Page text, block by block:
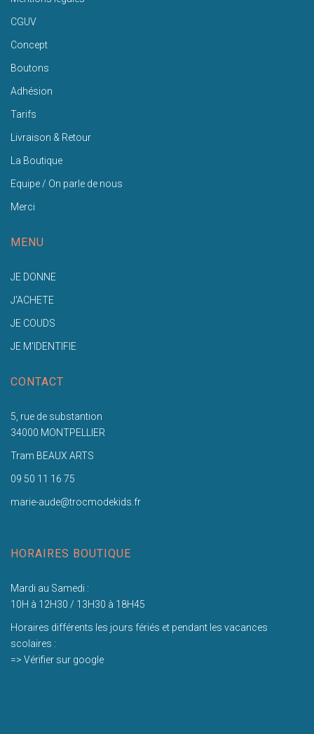
CGUV
Concept
Boutons
Adhésion
Tarifs
Livraison & Retour
La Boutique
Equipe / On parle de nous
Merci
MENU
JE DONNE
J'ACHETE
JE COUDS
JE M'IDENTIFIE
CONTACT
5, rue de substantion
34000 MONTPELLIER
Tram BEAUX ARTS
09 50 11 16 75
marie-aude@trocmodekids.fr
HORAIRES BOUTIQUE
Mardi au Samedi :
10H à 12H30 / 13H30 à 18H45
Horaires différents les jours fériés et pendant les vacances
scolaires :
=> Vérifier sur google